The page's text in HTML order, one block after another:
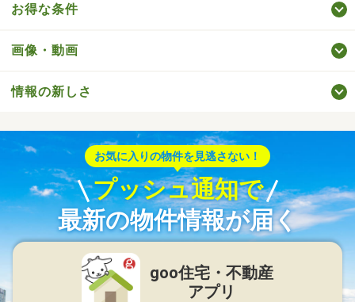
お得な条件
画像・動画
情報の新しさ
お気に入りの物件を見逃さない！
プッシュ通知で
最新の物件情報が届く
goo住宅・不動産
アプリ